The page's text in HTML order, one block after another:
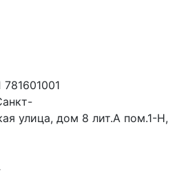
улица, дом 8 лит.А пом.1-Н,